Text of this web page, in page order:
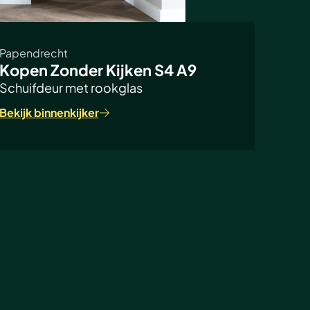
Zonder Kijken S4 A9
met rookglas
binnenkijker